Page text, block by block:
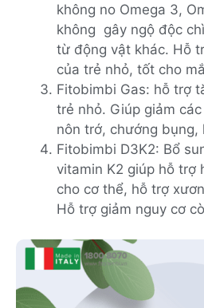
không no Omega 3,
không gây ngộ độc
từ động vật khác. Hỗ
của trẻ nhỏ, tốt cho
Fitobimbi Gas: hỗ trợ
trẻ nhỏ. Giúp giảm
nôn trớ, chướng bụng,
Fitobimbi D3K2: Bổ
vitamin K2 giúp hỗ trợ
cho cơ thể, hỗ trợ
Hỗ trợ giảm nguy cơ